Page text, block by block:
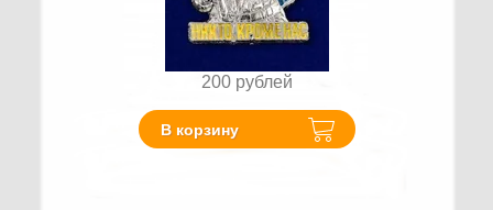
200 рублей
В корзину